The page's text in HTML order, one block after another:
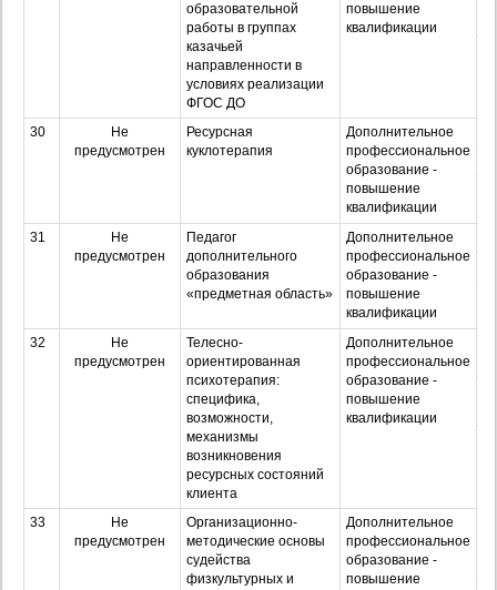
образовательной
работы в группах
казачьей
направленности в
условиях реализации
ФГОС ДО
повышение
квалификации
30
Не
предусмотрен
Ресурсная
куклотерапия
Дополнительное
профессиональное
образование -
повышение
квалификации
31
Не
предусмотрен
Педагог
дополнительного
образования
«предметная область»
Дополнительное
профессиональное
образование -
повышение
квалификации
32
Не
предусмотрен
Телесно-
ориентированная
психотерапия:
специфика,
возможности,
механизмы
возникновения
ресурсных состояний
клиента
Дополнительное
профессиональное
образование -
повышение
квалификации
33
Не
предусмотрен
Организационно-
методические основы
судейства
физкультурных и
Дополнительное
профессиональное
образование -
повышение